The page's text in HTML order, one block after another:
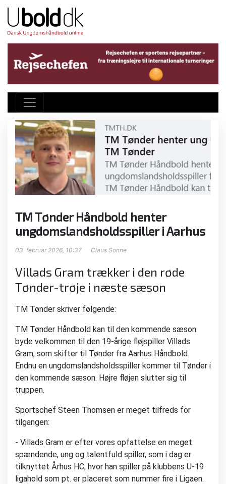
TM Tønder Håndbold henter
ungdomslandsholdsspiller i Aarhus
03. februar 2026, 10:37 Claus Sonne
Villads Gram trækker i den røde
Tønder-trøje i næste sæson
TM Tønder skriver følgende:
TM Tønder Håndbold kan til den kommende sæson
byde velkommen til den 19-årige fløjspiller Villads
Gram, som skifter til Tønder fra Aarhus Håndbold.
Endnu en ungdomslandsholdsspiller kommer til Tønder i
den kommende sæson. Højre fløjen slutter sig til
truppen.
Sportschef Steen Thomsen er meget tilfreds for
tilgangen:
- Villads Gram er efter vores opfattelse en meget
spændende, ung og talentfuld spiller, som i dag er
tilknyttet Århus HC, hvor han spiller på klubbens U-19
ligahold som pt. er placeret som nummer fire i Ligaen.